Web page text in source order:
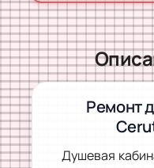
Ремонт
Душевая